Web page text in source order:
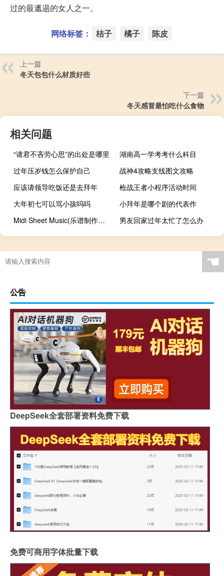
过的最邋遢的女人之一。
网络标签： 桔子 橘子 陈皮
上一篇
冬天包包什么材质好些
下一篇
冬天感冒最怕吃什么食物
相关问题
“请君不吝劳心思”的出处是哪里
湖南高一学考考什么科目
过年压岁钱怎么保护自己
战神4攻略支线图文攻略
应该请领导吃饭还是去拜年
枪战王者小程序活动时间
大年初七可以骂小孩吗吗
小拜年是哪个剧的代表作
Midi Sheet Music(乐谱制作程序) V2.6 英文绿色版（Midi Sheet Music(乐谱制作程序) V2.6 英文绿色版功能简介）
男友回家过年太忙了怎么办
☚
公告
DeepSeek全套部署资料免费下载
免费可商用字体批量下载